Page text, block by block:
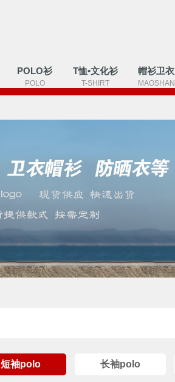
POLO衫
POLO
T恤•文化衫
T-SHIRT
帽衫卫衣
MAOSHAN
短袖polo 长袖polo